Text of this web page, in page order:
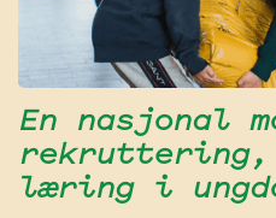
En nasjonal
rekruttering,
læring i